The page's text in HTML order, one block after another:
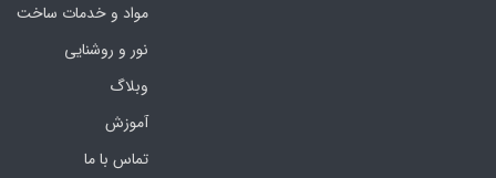
مواد و خدمات ساخت
نور و روشنایی
وبلاگ
آموزش
تماس با ما